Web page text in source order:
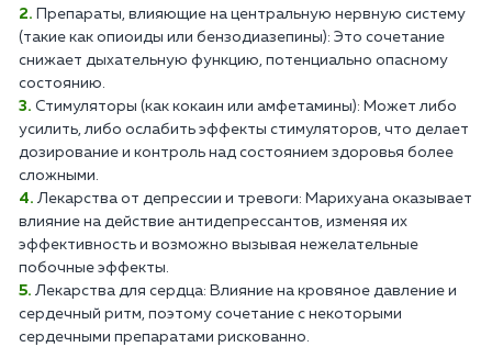
Препараты, влияющие на центральную нервную систему
(такие как опиоиды или бензодиазепины): Это сочетание
снижает дыхательную функцию, потенциально опасному
состоянию.
Стимуляторы (как кокаин или амфетамины): Может либо
усилить, либо ослабить эффекты стимуляторов, что делает
дозирование и контроль над состоянием здоровья более
сложными.
Лекарства от депрессии и тревоги: Марихуана оказывает
влияние на действие антидепрессантов, изменяя их
эффективность и возможно вызывая нежелательные
побочные эффекты.
Лекарства для сердца: Влияние на кровяное давление и
сердечный ритм, поэтому сочетание с некоторыми
сердечными препаратами рискованно.